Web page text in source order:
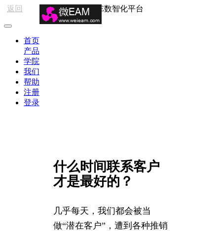
返回 HSE数智化平台
首页
产品
学院
我们
帮助
注册
登录
什么时间联系客户
才是最好的？
几乎每天，我们都会被当
做“潜在客户”，遭到各种推销